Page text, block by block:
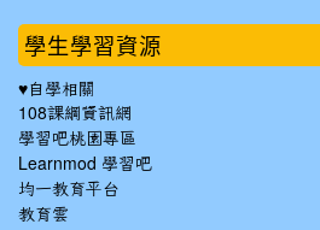
學生學習資源
♥自學相關
108課綱資訊網
學習吧桃園專區
Learnmod 學習吧
均一教育平台
教育雲